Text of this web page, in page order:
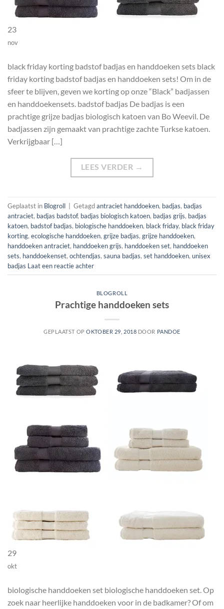
23
nov
black friday korting badstof badjas en handdoeken sets black
friday korting badstof badjas en handdoeken sets! Om in de
sfeer te blijven, geven we korting op onze “Black” badjassen
en handdoekensets. badstof badjas De badjas is een
prachtige grijze badjas biologisch katoen van Bo Weevil. De
badjassen zijn gemaakt van prachtige zachte Turkse katoen.
Verkrijgbaar […]
LEES VERDER →
Geplaatst in Blogroll | Getagdantraciet handdoeken, badjas, badjas
antraciet, badjas badstof, badjas biologisch katoen, badjas grijs, badjas
katoen, badstof badjas, biologische handdoeken, black friday, black friday
korting, ecologische handdoeken, grijze badjas, grijze handdoeken,
handdoeken antraciet, handdoeken grijs, handdoeken set, handdoeken
sets, handdoekenset, ochtendjas, sauna badjas, set handdoeken, unisex
badjas Laat een reactie achter
BLOGROLL
Prachtige handdoeken sets
GEPLAATST OPOKTOBER 29, 2018 DOOR PANDOE
29
okt
biologische handdoeken set biologische handdoeken set. Op
zoek naar heerlijke handdoeken voor in de badkamer? Of om